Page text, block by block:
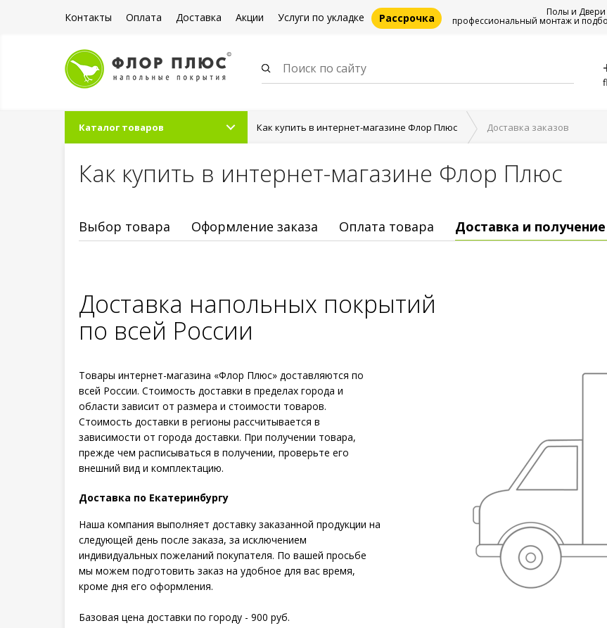
Контакты Оплата Доставка Акции Услуги по укладке Рассрочка Полы и Двери
профессиональный монтаж и
Каталог товаров Как купить в интернет-магазине Флор Плюс Доставка заказов
Как купить в интернет-магазине Флор Плюс
Выбор товара Оформление заказа Оплата товара Доставка и получение
Доставка напольных покрытий
по всей России
Товары интернет-магазина «Флор Плюс» доставляются по
всей России. Стоимость доставки в пределах города и
области зависит от размера и стоимости товаров.
Стоимость доставки в регионы рассчитывается в
зависимости от города доставки. При получении товара,
прежде чем расписываться в получении, проверьте его
внешний вид и комплектацию.
Доставка по Екатеринбургу
Наша компания выполняет доставку заказанной продукции на
следующей день после заказа, за исключением
индивидуальных пожеланий покупателя. По вашей просьбе
мы можем подготовить заказ на удобное для вас время,
кроме дня его оформления.
Базовая цена доставки по городу - 900 руб.